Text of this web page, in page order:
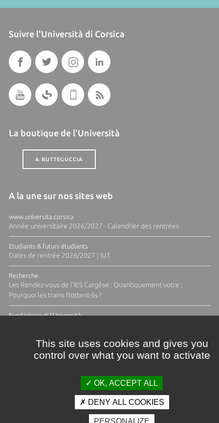
Suivre l'Università di Corsica
La boutique de l'Università
A BUTTEGUCCIA
A la une sur nos sites web
www.universita.corsica
Année universitaire 2026/2027 - Calendrier des rentrées
Etudiants & futurs étudiants
Dates de rentrée 2026/2027 | IUT
Recherche
Les Rendez-vous de l'IES Cargèse : Quantiquement votre :
Pourquoi les trains flottent-ils ?
Fundazione di l'Università
Crédits et mentions légales
This site uses cookies and gives you
control over what you want to activate
OK, ACCEPT ALL
DENY ALL COOKIES
PERSONALIZE